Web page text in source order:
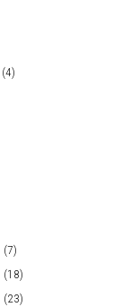
4
7
18
23